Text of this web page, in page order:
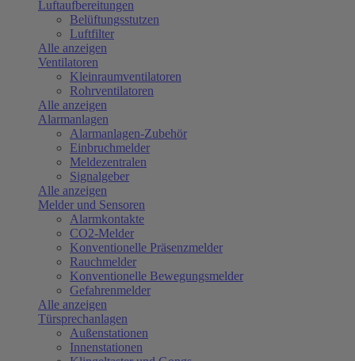
Luftaufbereitungen
Belüftungsstutzen
Luftfilter
Alle anzeigen
Ventilatoren
Kleinraumventilatoren
Rohrventilatoren
Alle anzeigen
Alarmanlagen
Alarmanlagen-Zubehör
Einbruchmelder
Meldezentralen
Signalgeber
Alle anzeigen
Melder und Sensoren
Alarmkontakte
CO2-Melder
Konventionelle Präsenzmelder
Rauchmelder
Konventionelle Bewegungsmelder
Gefahrenmelder
Alle anzeigen
Türsprechanlagen
Außenstationen
Innenstationen